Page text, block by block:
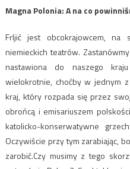
Magna Polonia: ​A na co
Frljić jest obcokrajowcem, na
niemieckich teatrów.
nastawiona do naszego
wielokrotnie, choćby w jednym
kraj, który rozpada się przez
obrońcą i emisariuszem
katolicko-konserwatywne
Oczywiście przy tym zarabiając,
zarobić.Czy musimy z tego